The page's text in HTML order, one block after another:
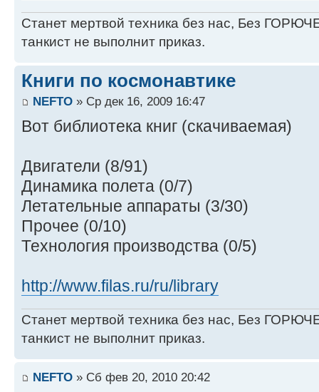
Станет мертвой техника без нас, Без
танкист не выполнит приказ.
Книги по космонавтике
NEFTO » Ср дек 16, 2009 16:47
Вот библиотека книг (скачиваемая)
Двигатели (8/91)
Динамика полета (0/7)
Летательные аппараты (3/30)
Прочее (0/10)
Технология производства (0/5)
http://www.filas.ru/ru/library
Станет мертвой техника без нас, Без
танкист не выполнит приказ.
NEFTO » Сб фев 20, 2010 20:42